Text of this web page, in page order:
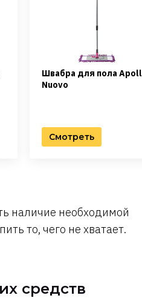
Швабра для пола
Nuovo
Смотреть
наличие необходимой
то, чего не хватает.
средств